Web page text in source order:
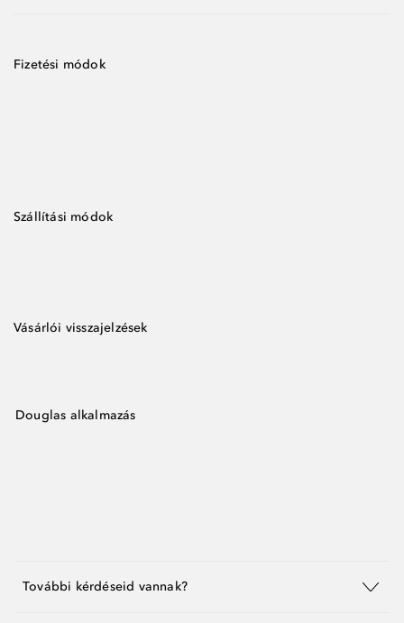
Fizetési módok
Szállítási módok
Vásárlói visszajelzések
Douglas alkalmazás
További kérdéseid vannak?